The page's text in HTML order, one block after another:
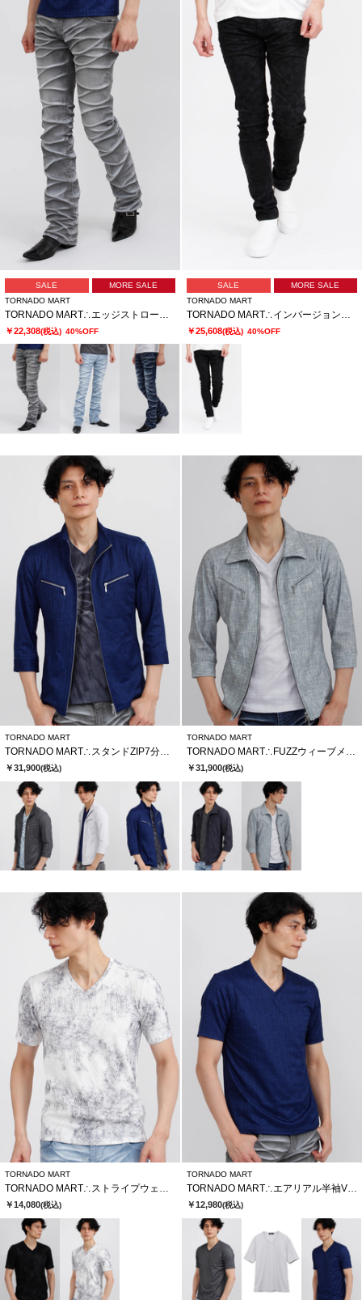
SALE
MORE SALE
TORNADO MART
￥22,308(税込) 40%OFF
SALE
MORE SALE
TORNADO MART
￥25,608(税込) 40%OFF
TORNADO MART
TORNADO MART∴スタンドZIP7分袖ブルゾン
￥31,900(税込)
TORNADO MART
TORNADO MART∴FUZZウィーブメッシュHT7分袖シャツブルゾン
￥31,900(税込)
TORNADO MART
TORNADO MART∴ストライプウェーブJQムラ半袖カットソー
￥14,080(税込)
TORNADO MART
TORNADO MART∴エアリアル半袖Vネックカットソー
￥12,980(税込)